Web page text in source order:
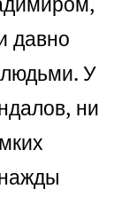
давно
У
ни